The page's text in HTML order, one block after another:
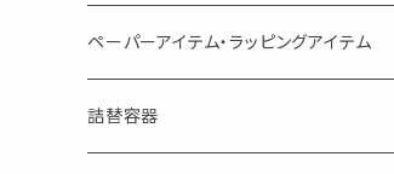
AroMachi アロマチ 町の香り
Mask&Pillow Aroma
ブレンド
ディフューザー
サシェ・香り袋
ハーブティー
ペーパーアイテム・ラッピングアイテム
シーリングワックス シール
詰替容器